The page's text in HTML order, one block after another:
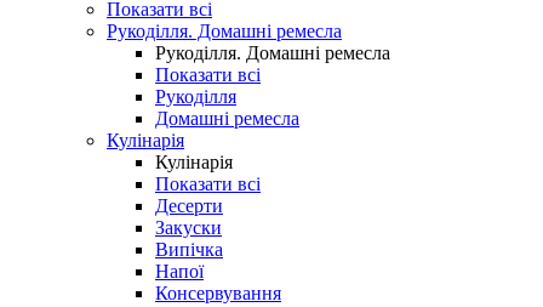
Показати всі
Рукоділля. Домашні ремесла
Рукоділля. Домашні ремесла
Показати всі
Рукоділля
Домашні ремесла
Кулінарія
Кулінарія
Показати всі
Десерти
Закуски
Випічка
Напої
Консервування